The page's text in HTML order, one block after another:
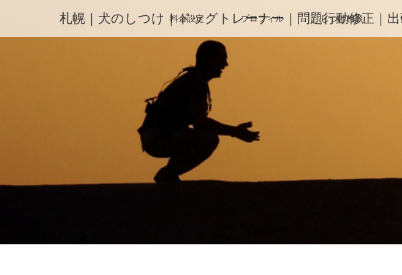
札幌｜犬のしつけ｜ドッグトレーナー｜問題行動修正｜
料金設定 プロフィル しつけ相談